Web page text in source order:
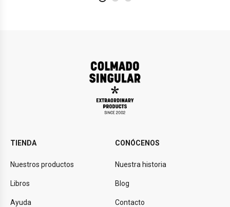
TIENDA
Nuestros productos
Libros
Ayuda
CONÓCENOS
Nuestra historia
Blog
Contacto